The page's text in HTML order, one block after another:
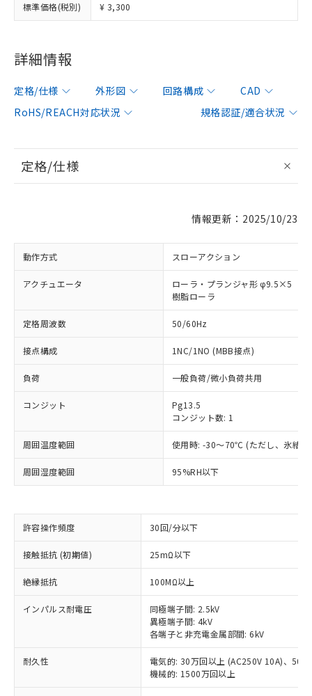
標準価格(税別) ¥ 3,300
詳細情報
定格/仕様 外形図 回路構成
CAD
RoHS/REACH対応状況
規格認証/適合状況
定格/仕様
情報更新：2025/10/23
動作方式 スローアクション
アクチュエータ
ローラ・プランジャ形 φ9.5×5
樹脂ローラ
定格周波数 50/60Hz
接点構成 1NC/1NO (MBB接点)
負荷 一般負荷/微小負荷共用
コンジット
Pg13.5
コンジット数: 1
周囲温度範囲 使用時: -30～70℃ (ただし、氷結し
周囲湿度範囲 95%RH以下
許容操作頻度 30回/分以下
接触抵抗 (初期値) 25mΩ以下
絶縁抵抗 100MΩ以上
インパルス耐電圧
同極端子間: 2.5kV
異極端子間: 4kV
各端子と非充電金属部間: 6kV
耐久性
電気的: 30万回以上 (AC250V 10A)、50
機械的: 1500万回以上
※1 対応状況
対応済み：EU RoHS指令（10物質）の
非含有に対応した製品が提供可能な商品で
対応予定：EU RoHS指令（10物質）の非含
有に対応した製品に切り替える予定のある
対応予定なし：EU RoHS指令（10物質）の